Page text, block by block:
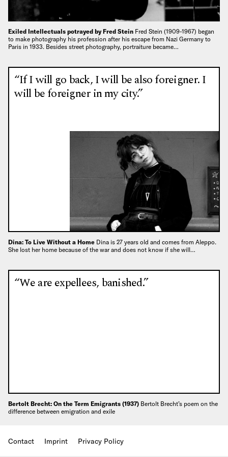
Exiled Intellectuals potrayed by Fred Stein Fred Stein (1909-1967) began
to make photography his profession after his escape from Nazi Germany to
Paris in 1933. Besides street photography, portraiture became…
“If I will go back, I will be also foreigner. I
will be foreigner in my city.”
Dina: To Live Without a Home Dina is 27 years old and comes from Aleppo.
She lost her home because of the war and does not know if she will…
“We are expellees, banished.”
Bertolt Brecht: On the Term Emigrants (1937) Bertolt Brecht’s poem on the
difference between emigration and exile
Contact Imprint Privacy Policy